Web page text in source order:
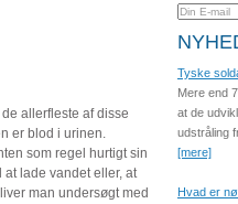
allerfleste af disse
er blod i urinen.
som regel hurtigt sin
lade vandet eller, at
man undersøgt med
Tyske
Mere end
at de
udstråling
[mere]
Hvad er